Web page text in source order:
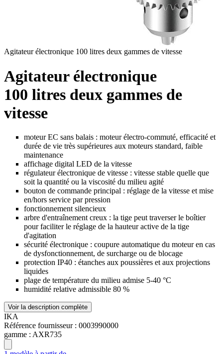
Agitateur électronique 100 litres deux gammes de vitesse
Agitateur électronique
100 litres deux gammes de
vitesse
moteur EC sans balais : moteur électro-commuté, efficacité et
durée de vie très supérieures aux moteurs standard, faible
maintenance
affichage digital LED de la vitesse
régulateur électronique de vitesse : vitesse stable quelle que
soit la quantité ou la viscosité du milieu agité
bouton de commande principal : réglage de la vitesse et mise
en/hors service par pression
fonctionnement silencieux
arbre d'entraînement creux : la tige peut traverser le boîtier
pour faciliter le réglage de la hauteur active de la tige
d'agitation
sécurité électronique : coupure automatique du moteur en cas
de dysfonctionnement, de surcharge ou de blocage
protection IP40 : étanches aux poussières et aux projections
liquides
plage de température du milieu admise 5-40 °C
humidité relative admissible 80 %
Voir la description complète
IKA
Référence fournisseur : 0003990000
gamme : AXR735